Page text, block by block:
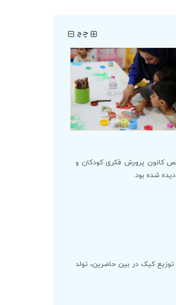
چچ
کانون پرورش فکری کودکان و
دیده شده بود.
توزیع کیک در بین حاضرین، تولد